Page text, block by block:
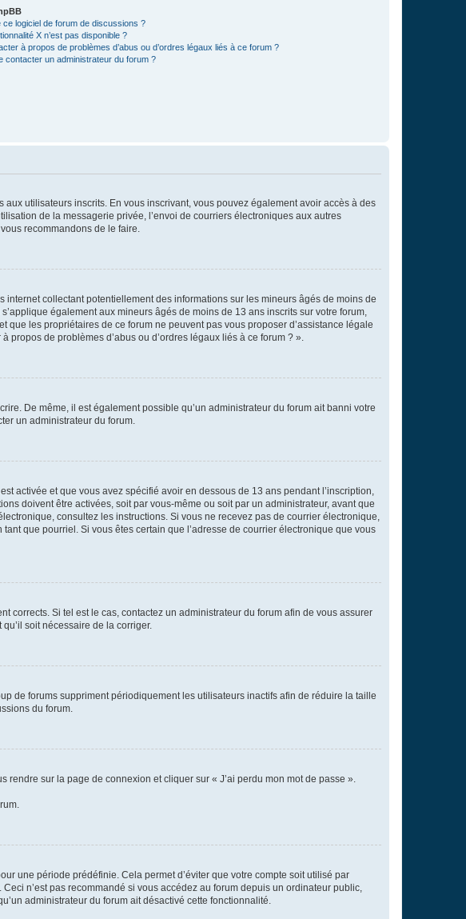
ce logiciel de forum de discussions ?
X n’est pas disponible ?
à propos de problèmes d’abus ou d’ordres légaux liés à ce forum ?
contacter un administrateur du forum ?
utilisateurs inscrits. En vous inscrivant, vous pouvez également avoir accès à des
de la messagerie privée, l’envoi de courriers électroniques aux autres
recommandons de le faire.
collectant potentiellement des informations sur les mineurs âgés de moins de
également aux mineurs âgés de moins de 13 ans inscrits sur votre forum,
les propriétaires de ce forum ne peuvent pas vous proposer d’assistance légale
de problèmes d’abus ou d’ordres légaux liés à ce forum ? ».
De même, il est également possible qu’un administrateur du forum ait banni votre
un administrateur du forum.
activée et que vous avez spécifié avoir en dessous de 13 ans pendant l’inscription,
doivent être activées, soit par vous-même ou soit par un administrateur, avant que
consultez les instructions. Si vous ne recevez pas de courrier électronique,
que pourriel. Si vous êtes certain que l’adresse de courrier électronique que vous
corrects. Si tel est le cas, contactez un administrateur du forum afin de vous assurer
soit nécessaire de la corriger.
de forums suppriment périodiquement les utilisateurs inactifs afin de réduire la taille
du forum.
sur la page de connexion et cliquer sur « J’ai perdu mon mot de passe ».
une période prédéfinie. Cela permet d’éviter que votre compte soit utilisé par
n’est pas recommandé si vous accédez au forum depuis un ordinateur public,
administrateur du forum ait désactivé cette fonctionnalité.